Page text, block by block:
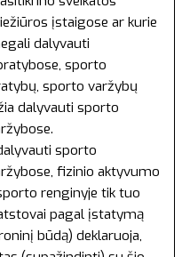
įstaigose ar kurie
dalyvauti
sporto
sporto varžybų
dalyvauti sporto
sporto
fizinio aktyvumo
renginyje tik tuo
pagal įstatymą
būdą) deklaruoja,